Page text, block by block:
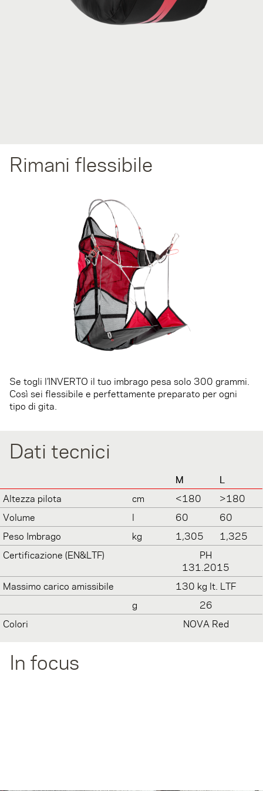
Rimani flessibile
Se togli l’INVERTO il tuo imbrago pesa solo 300 grammi.
Così sei flessibile e perfettamente preparato per ogni
tipo di gita.
Dati tecnici
M
L
Altezza pilota
cm <180
>180
Volume
l 60
60
Peso Imbrago
kg 1,305
1,325
Certificazione (EN&LTF)
PH
131.2015
Massimo carico amissibile
130 kg lt. LTF
g
26
Colori
NOVA Red
In focus